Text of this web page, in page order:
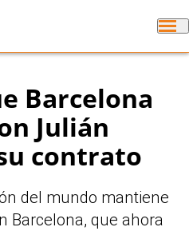
Barcelona
Julián
contrato
del mundo mantiene
Barcelona, que ahora